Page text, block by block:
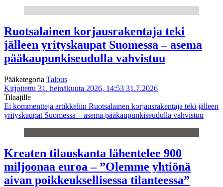
Ruotsalainen korjausrakentaja teki
jälleen yrityskaupat Suomessa – asema
pääkaupunkiseudulla vahvistuu
Pääkategoria Talous
Kirjoitettu 31. heinäkuuta 2026, 14:53 31.7.2026
Tilaajille
Ei kommentteja artikkeliin Ruotsalainen korjausrakentaja teki jälleen
yrityskaupat Suomessa – asema pääkaupunkiseudulla vahvistuu
Kreaten tilauskanta lähentelee 900
miljoonaa euroa – ”Olemme yhtiönä
aivan poikkeuksellisessa tilanteessa”